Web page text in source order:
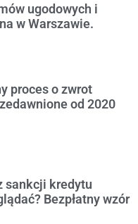
ugodowych i
w Warszawie.
proces o zwrot
od 2020
sankcji kredytu
Bezpłatny wzór